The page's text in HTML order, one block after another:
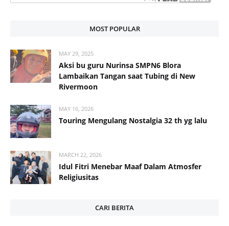
MOST POPULAR
MAY 29, 2025
Aksi bu guru Nurinsa SMPN6 Blora
Lambaikan Tangan saat Tubing di New
Rivermoon
MAY 16, 2026
Touring Mengulang Nostalgia 32 th yg lalu
MARCH 22, 2026
Idul Fitri Menebar Maaf Dalam Atmosfer
Religiusitas
CARI BERITA